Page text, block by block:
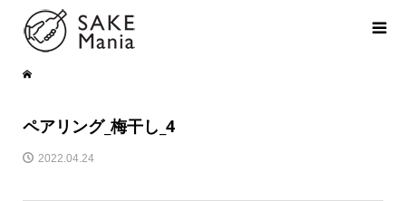
ペアリング_梅干し_4
2022.04.24